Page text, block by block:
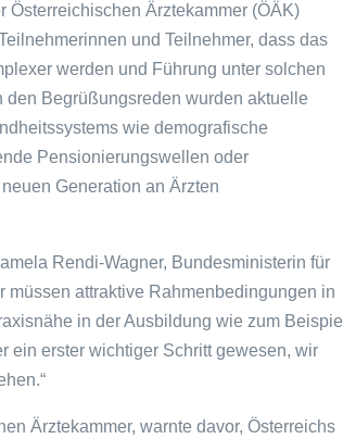
Österreichischen Ärztekammer (ÖÄK)
und Teilnehmer, dass das
werden und Führung unter solchen
Begrüßungsreden wurden aktuelle
wie demografische
Pensionierungswellen oder
Generation an Ärzten
Rendi-Wagner, Bundesministerin für
müssen attraktive Rahmenbedingungen in
in der Ausbildung wie zum Beispiel
ein erster wichtiger Schritt gewesen, wir
Ärztekammer, warnte davor, Österreichs